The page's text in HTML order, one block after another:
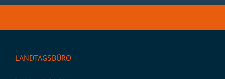
LANDTAGSBÜRO